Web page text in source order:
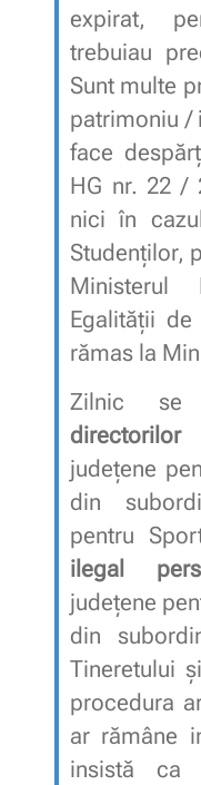
expirat,
trebuiau
Sunt multe
patrimoniu
face
HG nr. 22 /
nici în
Studenților,
Ministerul
Egalității
rămas la
Zilnic
directorilor
județene
din
pentru
ilegal
județene
din
Tineretului
procedura
ar rămâne
insistă